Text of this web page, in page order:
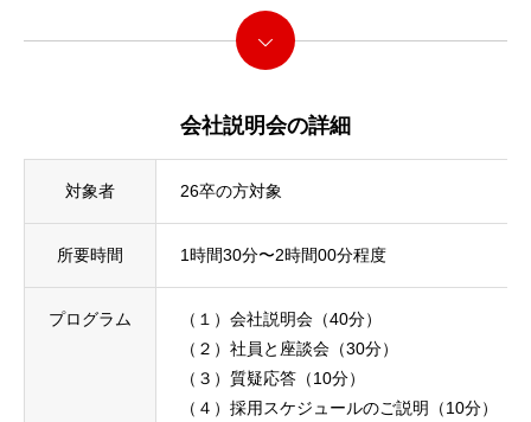
エントリーフォーム
企業サイト
続きを読む
会社説明会の詳細
対象者 26卒の方対象
所要時間 1時間30分〜2時間00分程度
プログラム
（１）会社説明会（40分）
（２）社員と座談会（30分）
（３）質疑応答（10分）
（４）採用スケジュールのご説明（10分）